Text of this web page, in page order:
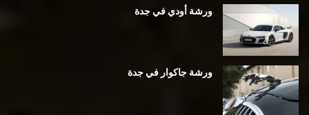
ورشة أودي في جدة
ورشة جاكوار في جدة